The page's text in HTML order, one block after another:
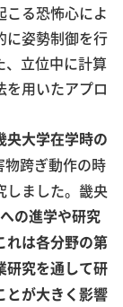
こる恐怖心によ
に姿勢制御を行
、立位中に計算
を用いたアプロ
央大学在学時の
物跨ぎ動作の時
しました。畿央
の進学や研究
れは各分野の第
研究を通して研
とが大きく影響